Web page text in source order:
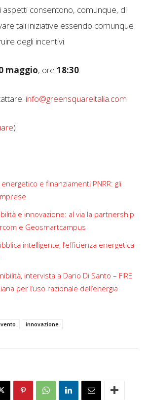
aspetti consentono, comunque, di
tali iniziative essendo comunque
degli incentivi.
maggio, ore 18:30.
info@greensquareitalia.com
)
e finanziamenti PNRR: gli
e innovazione: al via la partnership
e Geosmartcampus
intelligente, l’efficienza energetica
intervista a Dario Di Santo – FIRE
per l’uso razionale dell’energia
innovazione